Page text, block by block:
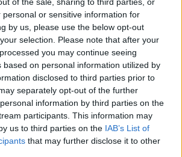
personal or sensitive information for
by us, please use the below opt-out
selection. Please note that after your
you may continue seeing
based on personal information utilized by
disclosed to third parties prior to
separately opt-out of the further
information by third parties on the
participants. This information may
us to third parties on the IAB’s List of
that may further disclose it to other